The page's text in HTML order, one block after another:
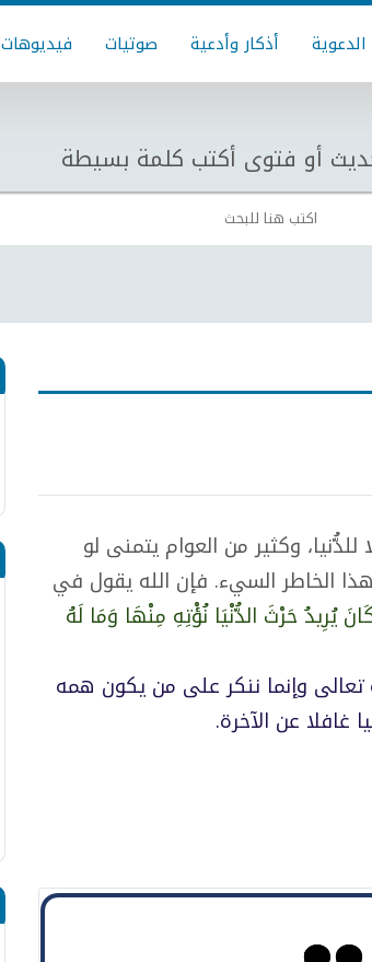
أذكار وأدعية صوتيات فيديوهات
أو فتوى أكتب كلمة بسيطة
للدُّنيا، وكثير من العوام يتمنى لو
الخاطر السيء. فإن الله يقول في
يُرِيدُ حَرْثَ الدُّنْيَا نُؤْتِهِ مِنْهَا وَمَا لَهُ
تعالى وإنما ننكر على من يكون همه
غافلا عن الآخرة.